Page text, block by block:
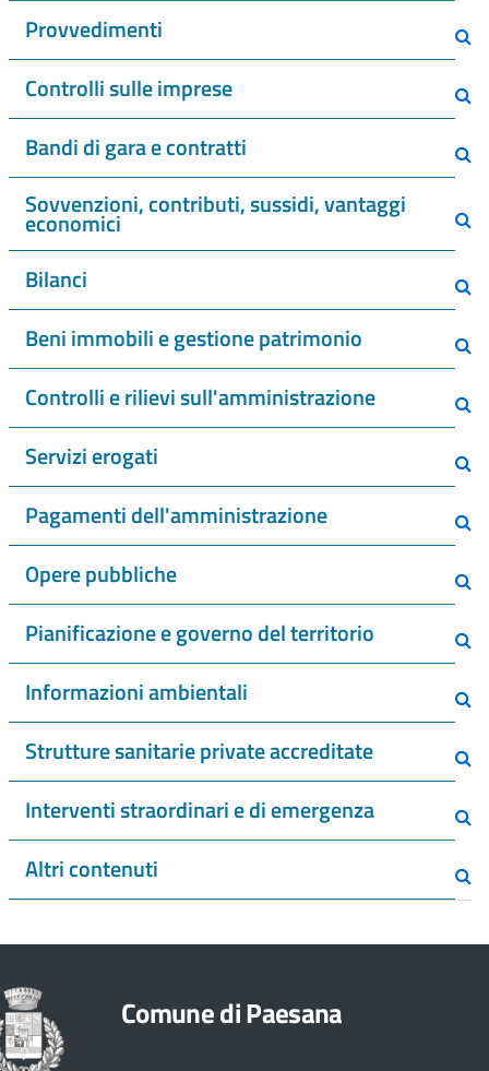
Provvedimenti
Controlli sulle imprese
Bandi di gara e contratti
Sovvenzioni, contributi, sussidi, vantaggi
economici
Bilanci
Beni immobili e gestione patrimonio
Controlli e rilievi sull'amministrazione
Servizi erogati
Pagamenti dell'amministrazione
Opere pubbliche
Pianificazione e governo del territorio
Informazioni ambientali
Strutture sanitarie private accreditate
Interventi straordinari e di emergenza
Altri contenuti
Comune di Paesana